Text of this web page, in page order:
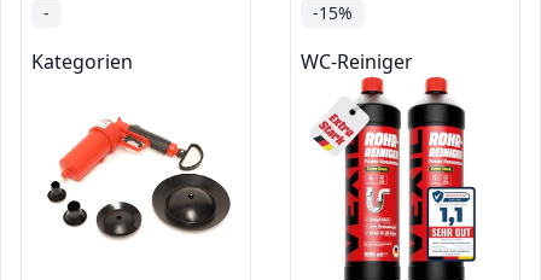
-
Kategorien
-15%
WC-Reiniger